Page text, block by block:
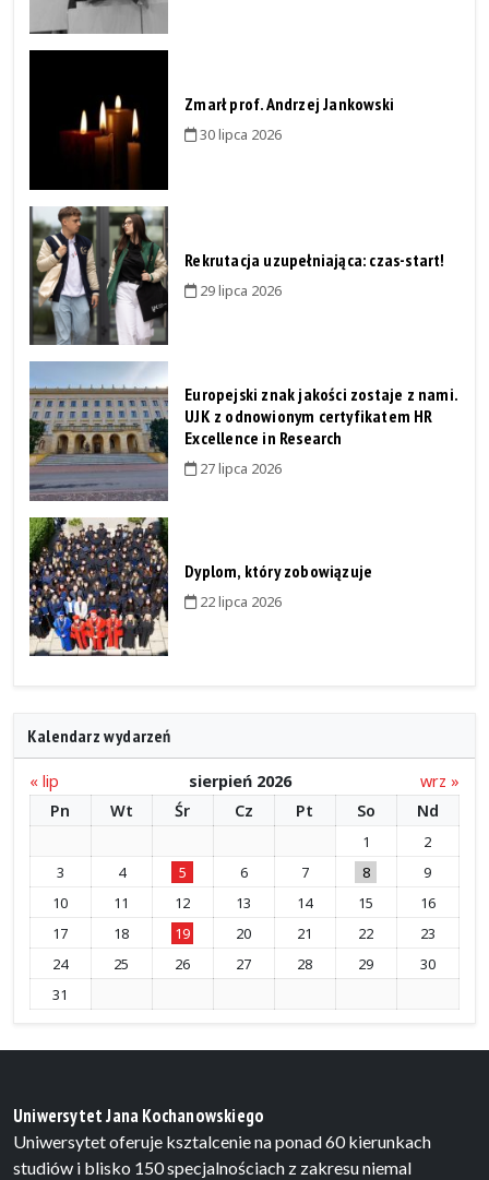
Zmarł prof. Andrzej Jankowski
30 lipca 2026
Rekrutacja uzupełniająca: czas-start!
29 lipca 2026
Europejski znak jakości zostaje z nami.
UJK z odnowionym certyfikatem HR
Excellence in Research
27 lipca 2026
Dyplom, który zobowiązuje
22 lipca 2026
Kalendarz wydarzeń
« lip sierpień 2026
wrz »
Pn
Wt Śr Cz Pt So Nd
1
2
3
4 5 6 7 8
9
10
11 12 13 14 15
16
17
18 19 20 21 22
23
24
25 26 27 28 29
30
31
Uniwersytet Jana Kochanowskiego
Uniwersytet oferuje ksztalcenie na ponad 60 kierunkach
studiów i blisko 150 specjalnościach z zakresu niemal